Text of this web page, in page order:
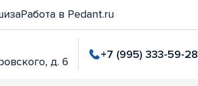
Работа в Pedant.ru
д. 6
+7 (995) 333-59-28